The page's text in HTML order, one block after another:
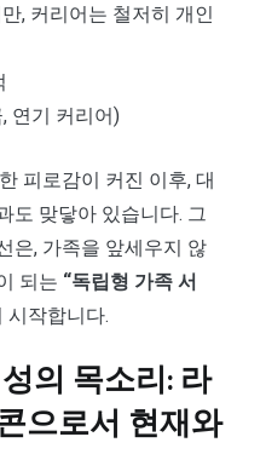
, 커리어는 철저히 개인
연기 커리어)
피로감이 커진 이후, 대
도 맞닿아 있습니다. 그
은, 가족을 앞세우지 않
되는 “독립형 가족 서
시작합니다.
의 목소리: 라
으로서 현재와